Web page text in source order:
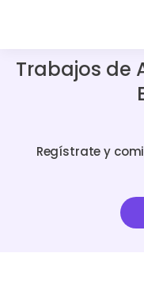
Trabajos de
Regístrate y